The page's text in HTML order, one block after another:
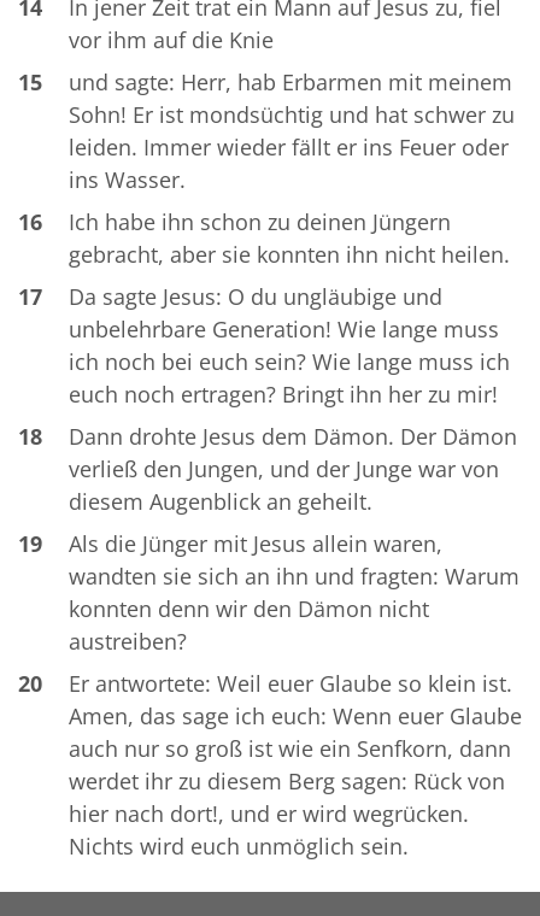
14
In jener Zeit trat ein Mann auf Jesus zu, fiel
vor ihm auf die Knie
15
und sagte: Herr, hab Erbarmen mit meinem
Sohn! Er ist mondsüchtig und hat schwer zu
leiden. Immer wieder fällt er ins Feuer oder
ins Wasser.
16
Ich habe ihn schon zu deinen Jüngern
gebracht, aber sie konnten ihn nicht heilen.
17
Da sagte Jesus: O du ungläubige und
unbelehrbare Generation! Wie lange muss
ich noch bei euch sein? Wie lange muss ich
euch noch ertragen? Bringt ihn her zu mir!
18
Dann drohte Jesus dem Dämon. Der Dämon
verließ den Jungen, und der Junge war von
diesem Augenblick an geheilt.
19
Als die Jünger mit Jesus allein waren,
wandten sie sich an ihn und fragten: Warum
konnten denn wir den Dämon nicht
austreiben?
20
Er antwortete: Weil euer Glaube so klein ist.
Amen, das sage ich euch: Wenn euer Glaube
auch nur so groß ist wie ein Senfkorn, dann
werdet ihr zu diesem Berg sagen: Rück von
hier nach dort!, und er wird wegrücken.
Nichts wird euch unmöglich sein.